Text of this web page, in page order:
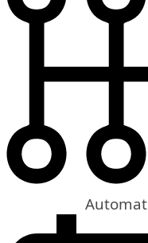
Automat